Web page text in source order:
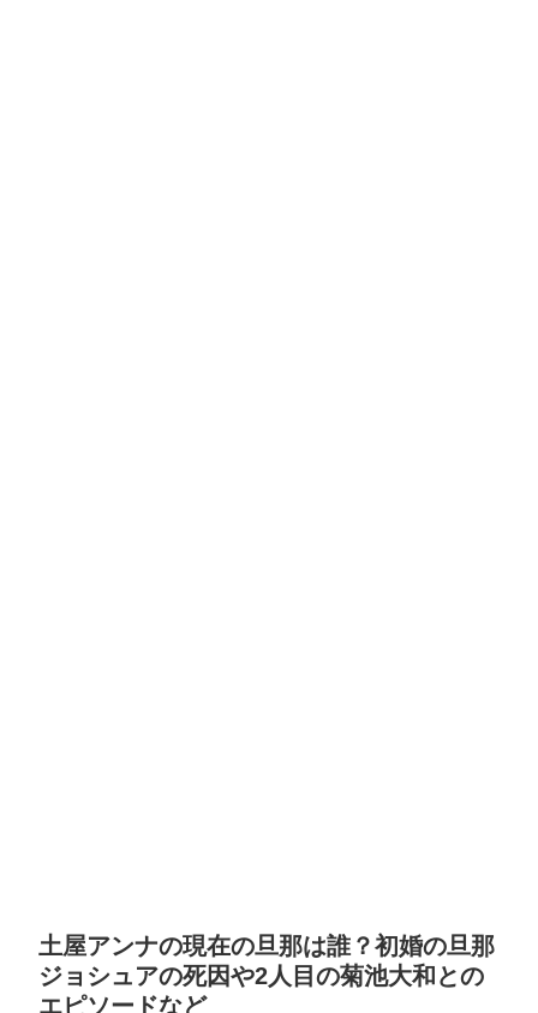
土屋アンナの現在の旦那は誰？初婚の旦那
ジョシュアの死因や2人目の菊池大和との
エピソードなど